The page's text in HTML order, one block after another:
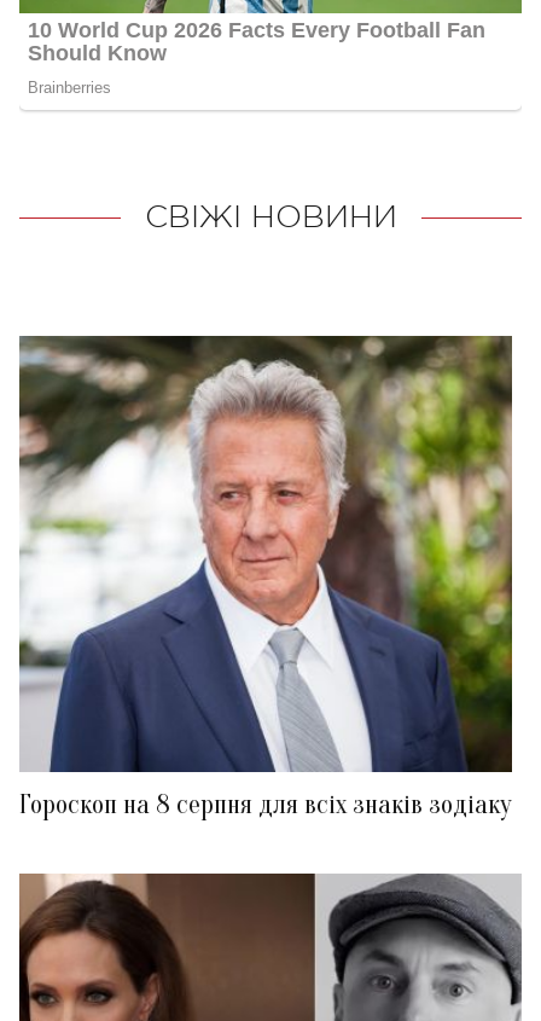
СВІЖІ НОВИНИ
Гороскоп на 8 серпня для всіх знаків зодіаку